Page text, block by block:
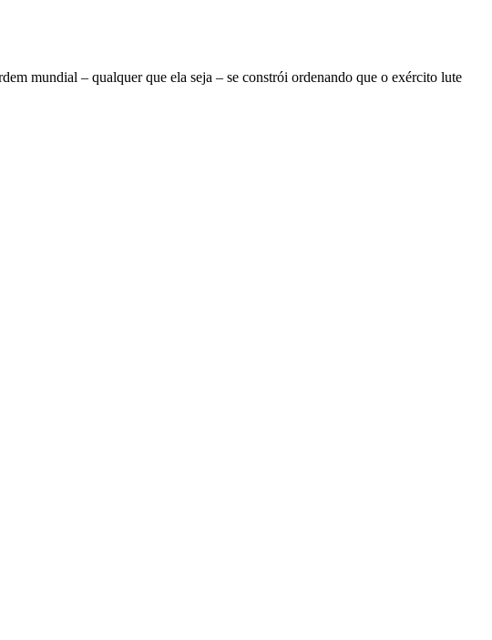
mundial – qualquer que ela seja – se constrói ordenando que o exército lute